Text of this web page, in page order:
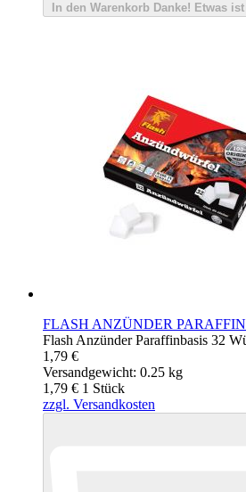
In den Warenkorb Danke! Etwas
FLASH ANZÜNDER
Flash Anzünder Paraffinbasis 32
1,79 €
Versandgewicht: 0.25 kg
1,79 € 1 Stück
zzgl. Versandkosten